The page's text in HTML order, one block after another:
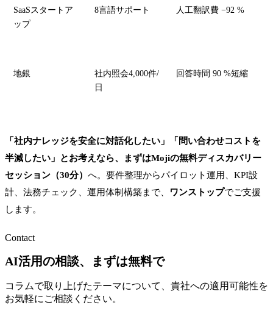
SaaSスタートア
ップ
8言語サポート 人工翻訳費 −92 %
地銀
社内照会4,000件/
日
回答時間 90 %短縮
「社内ナレッジを安全に対話化したい」「問い合わせコストを
半減したい」とお考えなら、まずはMojiの無料ディスカバリー
セッション（30分） へ。要件整理からパイロット運用、KPI設
計、法務チェック、運用体制構築まで、
ワンストップでご支援
します。
Contact
AI活用の相談、まずは無料で
コラムで取り上げたテーマについて、貴社への適用可能性を
お気軽にご相談ください。